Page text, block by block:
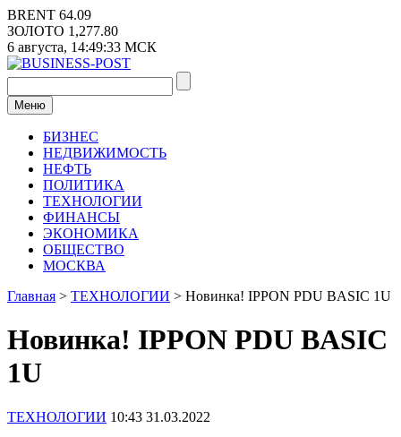
Перейти
к
содержимому
BRENT 64.09
ЗОЛОТО 1,277.80
6 августа, 14:49:33 МСК
Меню
БИЗНЕС
НЕДВИЖИМОСТЬ
НЕФТЬ
ПОЛИТИКА
ТЕХНОЛОГИИ
ФИНАНСЫ
ЭКОНОМИКА
ОБЩЕСТВО
МОСКВА
Главная > ТЕХНОЛОГИИ > Новинка! IPPON PDU BASIC 1U
Новинка! IPPON PDU BASIC
1U
ТЕХНОЛОГИИ 10:43 31.03.2022